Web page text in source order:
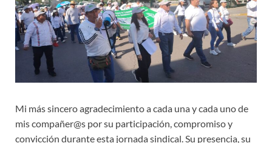
Mi más sincero agradecimiento a cada una y cada uno de
mis compañer@s por su participación, compromiso y
convicción durante esta jornada sindical. Su presencia, su